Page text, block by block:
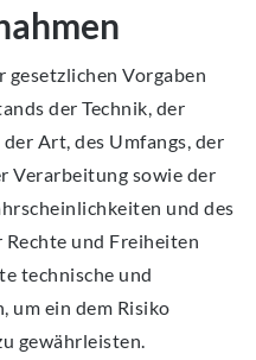
Vorgaben
der Technik, der
Art, des Umfangs, der
Verarbeitung sowie der
und des
und Freiheiten
technische und
um ein dem Risiko
gewährleisten.